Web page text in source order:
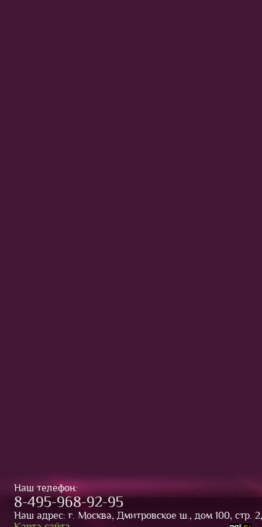
Наш телефон:
8-495-968-92-95
Наш адрес: г. Москва, Дмитровское ш., дом 100, стр.